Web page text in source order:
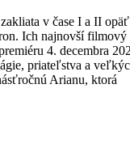
v čase I a II opäť
Ich najnovší filmový
4. decembra
priateľstva a
Arianu, ktorá